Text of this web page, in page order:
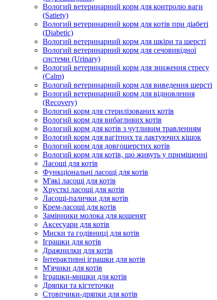
Вологий ветеринарний корм для контролю ваги
(Satiety)
Вологий ветеринарний корм для котів при діабеті
(Diabetic)
Вологий ветеринарний корм для шкіри та шерсті
Вологий ветеринарний корм для сечовивідної
системи (Urinary)
Вологий ветеринарний корм для зниження стресу
(Calm)
Вологий ветеринарний корм для виведення шерсті
Вологий ветеринарний корм для відновлення
(Recovery)
Вологий корм для стерилізованих котів
Вологий корм для вибагливих котів
Вологий корм для котів з чутливим травленням
Вологий корм для вагітних та лактуючих кішок
Вологий корм для довгошерстих котів
Вологий корм для котів, що живуть у приміщенні
Ласощі для котів
Функціональні ласощі для котів
М'які ласощі для котів
Хрусткі ласощі для котів
Ласощі-палички для котів
Крем-ласощі для котів
Замінники молока для кошенят
Аксесуари для котів
Миски та годівниці для котів
Іграшки для котів
Дражнилки для котів
Інтерактивні іграшки для котів
М'ячики для котів
Іграшки-мишки для котів
Дряпки та кігтеточки
Стовпчики-дряпки для котів